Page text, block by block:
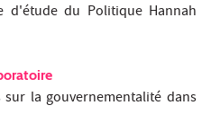
d'étude du Politique Hannah
la gouvernementalité dans